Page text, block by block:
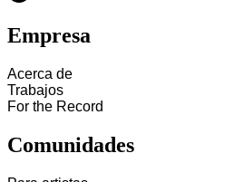
Empresa
Acerca de
Trabajos
For the Record
Comunidades